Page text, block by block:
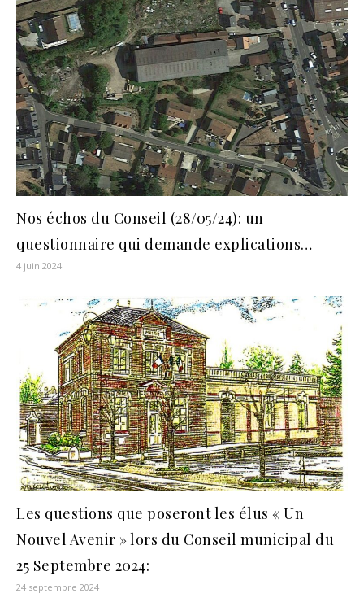
Nos échos du Conseil (28/05/24): un
questionnaire qui demande explications…
4 juin 2024
Les questions que poseront les élus « Un
Nouvel Avenir » lors du Conseil municipal du
25 Septembre 2024:
24 septembre 2024